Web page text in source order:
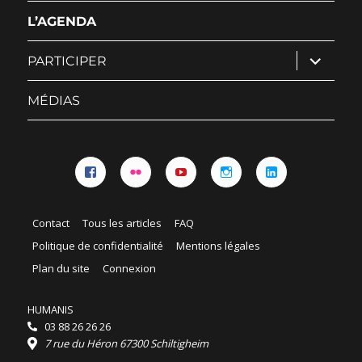
L’AGENDA
PARTICIPER ouvrir
le
sous-
MÉDIAS
Contact Tous les articles
FAQ
Politique de confidentialité
Mentions légales
Plan du site
Connexion
HUMANIS
03 88 26 26 26
7 rue du Héron 67300 Schiltigheim